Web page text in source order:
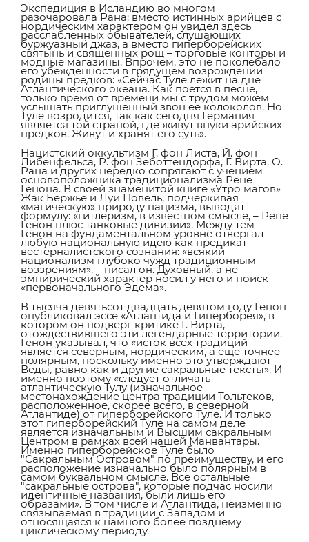
Экспедиция в Исландию во многом
разочаровала Рана: вместо истинных арийцев с
нордическим характером он увидел здесь
расслабленных обывателей, слушающих
буржуазный джаз, а вместо гиперборейских
святынь и священных рощ – торговые конторы и
модные магазины. Впрочем, это не поколебало
его убежденности в грядущем возрождении
родины предков: «Сейчас Туле лежит на дне
Атлантического океана. Как поется в песне,
только время от времени мы с трудом можем
услышать приглушенный звон ее колоколов. Но
Туле возродится, так как сегодня Германия
является той страной, где живут внуки арийских
предков. Живут и хранят его суть».
Нацистский оккультизм Г. фон Листа, Й. фон
Либенфельса, Р. фон Зеботтендорфа, Г. Вирта, О.
Рана и других нередко сопрягают с учением
основоположника традиционализма Рене
Генона. В своей знаменитой книге «Утро магов»
Жак Бержье и Луи Повель, подчеркивая
«магическую» природу нацизма, выводят
формулу: «гитлеризм, в известном смысле, – Рене
Генон плюс танковые дивизии». Между тем
Генон на фундаментальном уровне отвергал
любую национальную идею как предикат
вестерналистского сознания: «всякий
национализм глубоко чужд традиционным
воззрениям», – писал он. Духовный, а не
эмпирический характер носил у него и поиск
«первоначального Эдема».
В тысяча девятьсот двадцать девятом году Генон
опубликовал эссе «Атлантида и Гиперборея», в
котором он подверг критике Г. Вирта,
отождествившего эти легендарные территории.
Генон указывал, что «исток всех традиций
является северным, нордическим, а еще точнее
полярным, поскольку именно это утверждают
Веды, равно как и другие сакральные тексты». И
именно поэтому «следует отличать
атлантическую Тулу (изначальное
местонахождение центра традиции Тольтеков,
расположенное, скорее всего, в северной
Атлантиде) от гиперборейского Туле. И только
этот гиперборейский Туле на самом деле
является изначальным и Высшим сакральным
Центром в рамках всей нашей Манвантары.
Именно гиперборейское Туле было
"Сакральным Островом" по преимуществу, и его
расположение изначально было полярным в
самом буквальном смысле. Все остальные
"сакральные острова", которые подчас носили
идентичные названия, были лишь его
образами». В том числе и Атлантида, неизменно
связываемая в традиции с Западом и
относящаяся к намного более позднему
циклическому периоду.